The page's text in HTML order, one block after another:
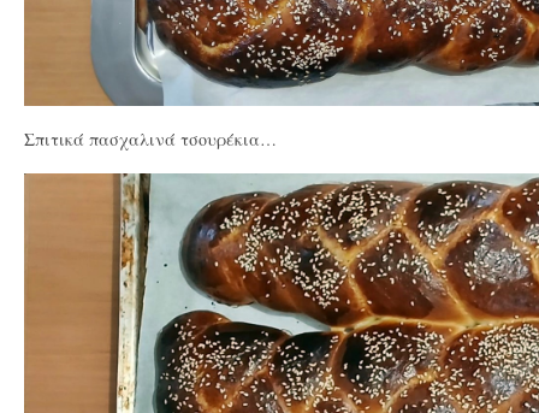
Σπιτικά πασχαλινά τσουρέκια…